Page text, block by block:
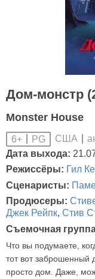
Дом-монстр
Monster House
6+ PG США
Дата выхода:
Режиссёры: Гил
Сценаристы:
Продюсеры:
Джек Рейпк, Стив
Съемочная
Что вы подумаете,
тот вот заброшенный
просто дом. Даже,